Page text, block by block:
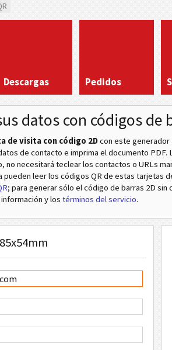
Descargas Pedidos
datos con códigos de
de visita con código 2Dcon este generador
de contacto e imprima el documento PDF.
no necesitará teclear los contactos o URLs
pueden leer los códigos QR de estas tarjetas
; para generar sólo el código de barras 2D sin
y los términos del servicio.